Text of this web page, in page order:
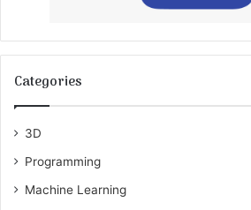
Categories
3D
Programming
Machine Learning